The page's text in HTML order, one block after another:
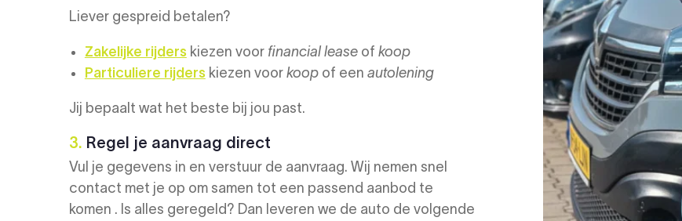
Liever gespreid betalen?
Zakelijke rijders kiezen voor financial leaseof koop
Particuliere rijders kiezen voor koopof een autolening
Jij bepaalt wat het beste bij jou past.
3. Regel je aanvraag direct
Vul je gegevens in en verstuur de aanvraag. Wij nemen snel
contact met je op om samen tot een passend aanbod te
komen . Is alles geregeld? Dan leveren we de auto de volgende